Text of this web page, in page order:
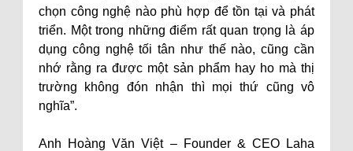
chọn công nghệ nào phù hợp để tồn tại và phát
triển. Một trong những điểm rất quan trọng là áp
dụng công nghệ tối tân như thế nào, cũng cần
nhớ rằng ra được một sản phẩm hay ho mà thị
trường không đón nhận thì mọi thứ cũng vô
nghĩa”.
Anh Hoàng Văn Việt – Founder & CEO Laha